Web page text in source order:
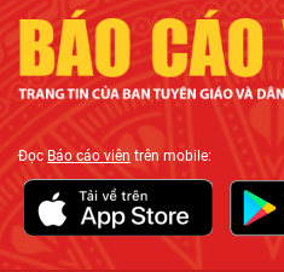
ĐọcBáo cáo viên trên mobile: